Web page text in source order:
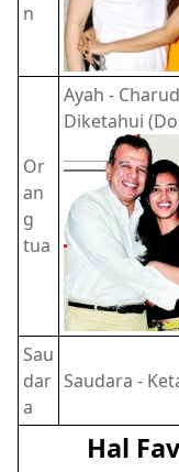
n
Or
an
g
tua
Ayah -
Diketahui
Sau
dar
a
Saudara -
Hal